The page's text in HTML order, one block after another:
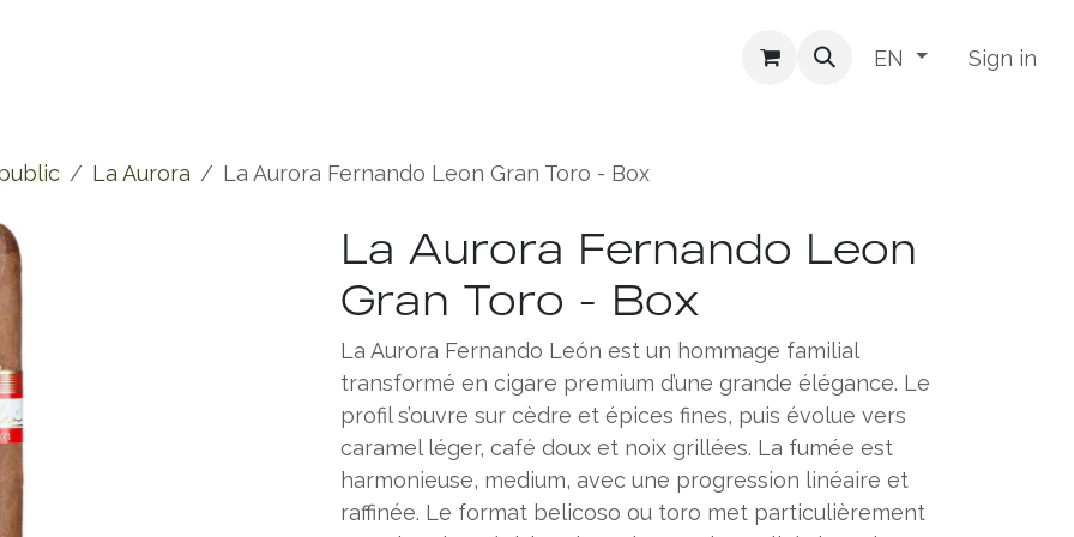
EN Sign in
La Aurora La Aurora Fernando Leon Gran Toro - Box
La Aurora Fernando Leon
Gran Toro - Box
La Aurora Fernando León est un hommage familial
transformé en cigare premium d’une grande élégance. Le
profil s’ouvre sur cèdre et épices fines, puis évolue vers
caramel léger, café doux et noix grillées. La fumée est
harmonieuse, medium, avec une progression linéaire et
raffinée. Le format belicoso ou toro met particulièrement